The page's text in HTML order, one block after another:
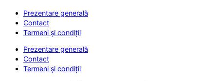
Prezentare generală
Contact
Termeni și condiții
Prezentare generală
Contact
Termeni și condiții